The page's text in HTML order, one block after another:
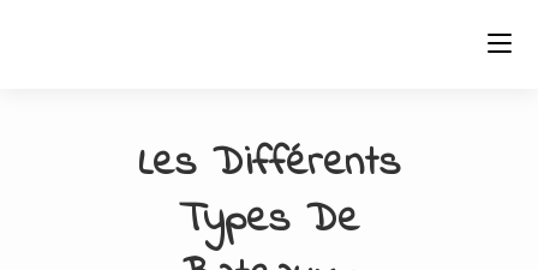
Les Différents
Types De